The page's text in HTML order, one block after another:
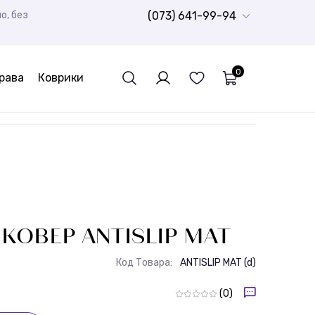
без
(073) 641-99-94
Детский ковролин
Ворсистые дорожки Шегги
Шкуры Натуральные
Спортивный линолеум
Резиновая плитка
Коврики 0
ANTISLIP MAT
Код Товара: ANTISLIP MAT (d)
(0)